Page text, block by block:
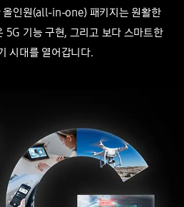
올인원(all-in-one) 패키지는원활한
5G 기능 구현, 그리고 보다 스마트한
시대를 열어갑니다.